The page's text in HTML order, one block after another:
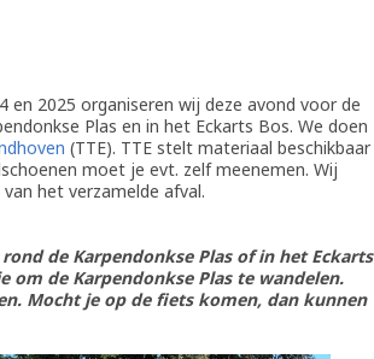
en 2025 organiseren wij deze avond voor de
Plas en in het Eckarts Bos. We doen
(TTE). TTE stelt materiaal beschikbaar
moet je evt. zelf meenemen. Wij
het verzamelde afval.
de Karpendonkse Plas of in het Eckarts
om de Karpendonkse Plas te wandelen.
Mocht je op de fiets komen, dan kunnen